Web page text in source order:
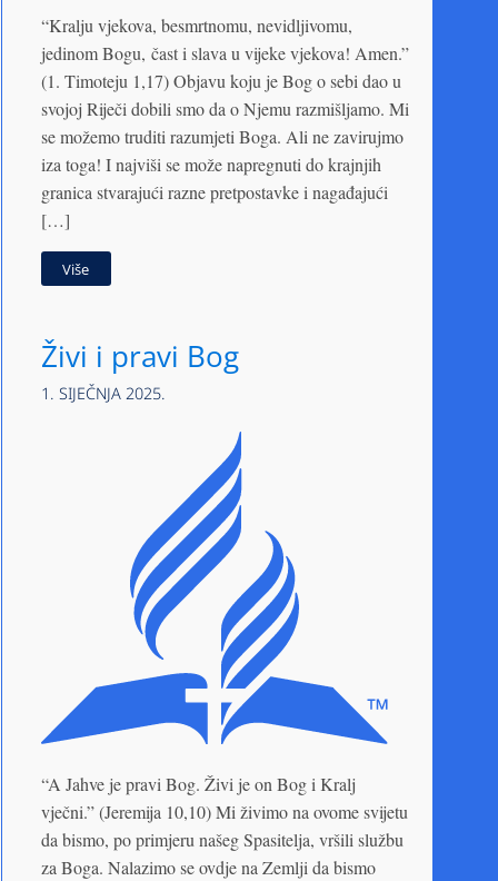
“Kralju vjekova, besmrtnomu, nevidljivomu,
jedinom Bogu, čast i slava u vijeke vjekova! Amen.”
(1. Timoteju 1,17) Objavu koju je Bog o sebi dao u
svojoj Riječi dobili smo da o Njemu razmišljamo. Mi
se možemo truditi razumjeti Boga. Ali ne zavirujmo
iza toga! I najviši se može napregnuti do krajnjih
granica stvarajući razne pretpostavke i nagađajući
[…]
Više
Živi i pravi Bog
1. SIJEČNJA 2025.
“A Jahve je pravi Bog. Živi je on Bog i Kralj
vječni.” (Jeremija 10,10) Mi živimo na ovome svijetu
da bismo, po primjeru našeg Spasitelja, vršili službu
za Boga. Nalazimo se ovdje na Zemlji da bismo